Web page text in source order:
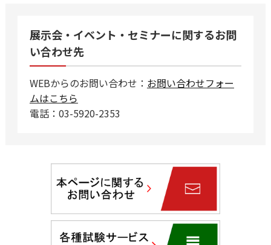
展示会・イベント・セミナーに関するお問
い合わせ先
WEBからのお問い合わせ： お問い合わせフォー
ムはこちら
電話：03-5920-2353